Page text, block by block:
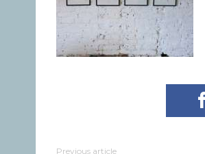
Previous article